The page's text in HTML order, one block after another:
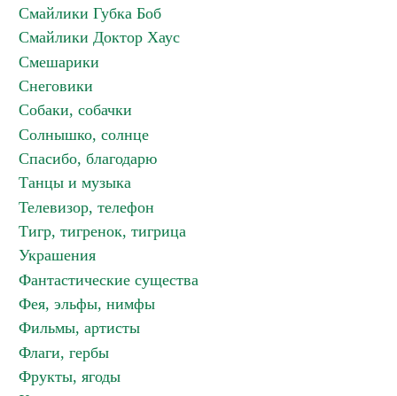
Смайлики Губка Боб
Смайлики Доктор Хаус
Смешарики
Снеговики
Собаки, собачки
Солнышко, солнце
Спасибо, благодарю
Танцы и музыка
Телевизор, телефон
Тигр, тигренок, тигрица
Украшения
Фантастические существа
Фея, эльфы, нимфы
Фильмы, артисты
Флаги, гербы
Фрукты, ягоды